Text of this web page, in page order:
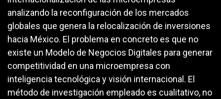
analizando la reconfiguración de los mercados
globales que genera la relocalización de inversiones
hacia México. El problema en concreto es que no
existe un Modelo de Negocios Digitales para generar
competitividad en una microempresa con
inteligencia tecnológica y visión internacional. El
método de investigación empleado es cualitativo, no